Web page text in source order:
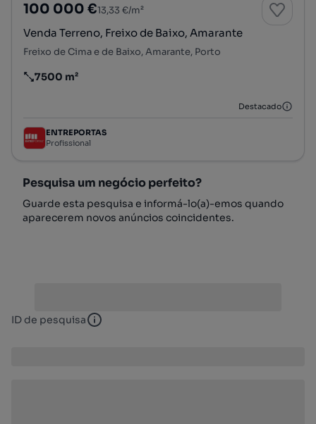
100 000 €13,33 €/m²
Venda Terreno, Freixo de Baixo, Amarante
Freixo de Cima e de Baixo, Amarante, Porto
Preço por metro quadrado
7500 m²
Destacado
ENTREPORTAS
Profissional
Pesquisa um negócio perfeito?
Guarde esta pesquisa e informá-lo(a)-emos quando
aparecerem novos anúncios coincidentes.
ID de pesquisa ID de pesquisa